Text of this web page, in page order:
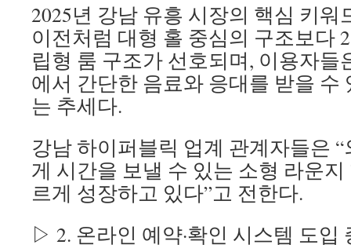
2025년 강남 유흥 시장의 핵심 키워
이전처럼 대형 홀 중심의 구조보다
립형 룸 구조가 선호되며, 이용자들
에서 간단한 음료와 응대를 받을 수
는 추세다.
강남 하이퍼블릭 업계 관계자들은
게 시간을 보낼 수 있는 소형 라운
르게 성장하고 있다”고 전한다.
▷ 2. 온라인 예약·확인 시스템 도입